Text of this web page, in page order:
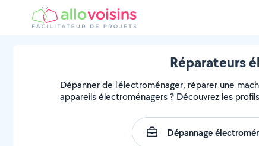
Réparateurs
Dépanner de l'électroménager, réparer une
appareils électroménagers ? Découvrez les